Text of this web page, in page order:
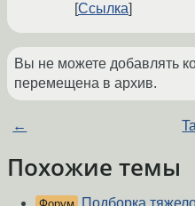
Ссылка
Вы не можете добавлять
перемещена в архив.
←
Похожие темы
Подборка